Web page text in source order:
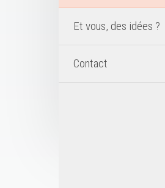
Et vous, des idées ?
Contact